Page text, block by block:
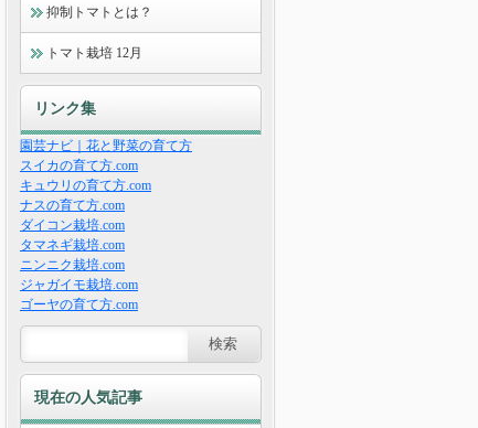
抑制トマトとは？
トマト栽培 12月
リンク集
園芸ナビ｜花と野菜の育て方
スイカの育て方.com
キュウリの育て方.com
ナスの育て方.com
ダイコン栽培.com
タマネギ栽培.com
ニンニク栽培.com
ジャガイモ栽培.com
ゴーヤの育て方.com
現在の人気記事